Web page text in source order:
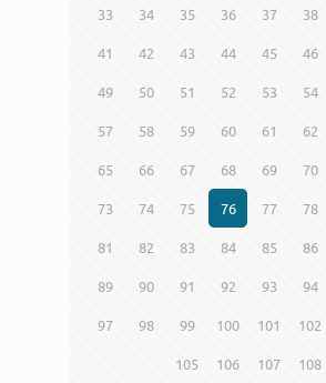
33 34 35 36 37 38
41 42 43 44 45 46
49 50 51 52 53 54
57 58 59 60 61 62
65 66 67 68 69 70
73 74 75 76 77 78
81 82 83 84 85 86
89 90 91 92 93 94
97 98 99 100 101 102
105 106 107 108